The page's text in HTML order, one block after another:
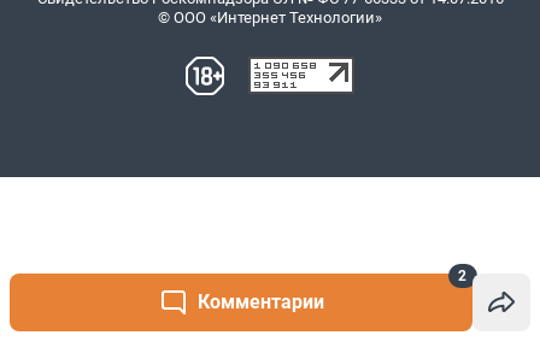
Комментарии
2